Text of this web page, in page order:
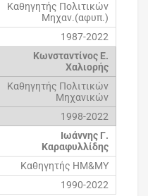
Καθηγητής Πολιτικών
Μηχαν.(αφυπ.)
1987-2022
Κωνσταντίνος Ε.
Χαλιορής
Καθηγητής Πολιτικών
Μηχανικών
1998-2022
Ιωάννης Γ.
Καραφυλλίδης
Καθηγητής ΗΜ&ΜΥ
1990-2022